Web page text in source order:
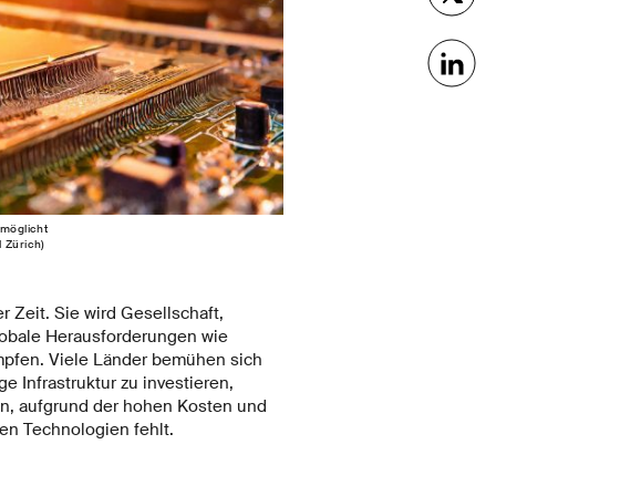
Zürich)
Zeit. Sie wird Gesellschaft,
Herausforderungen wie
Viele Länder bemühen sich
Infrastruktur zu investieren,
aufgrund der hohen Kosten und
Technologien fehlt.